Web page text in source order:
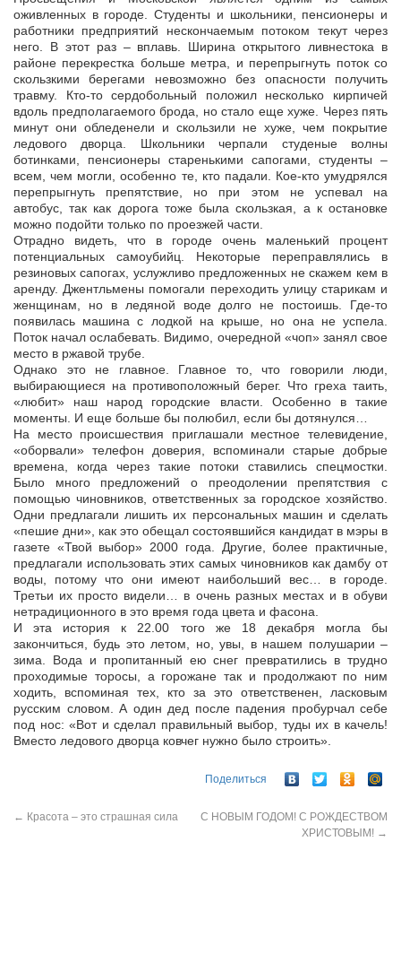
оживленных в городе. Студенты и школьники, пенсионеры и
работники предприятий нескончаемым потоком текут через
него. В этот раз – вплавь. Ширина открытого ливнестока в
районе перекрестка больше метра, и перепрыгнуть поток со
скользкими берегами невозможно без опасности получить
травму. Кто-то сердобольный положил несколько кирпичей
вдоль предполагаемого брода, но стало еще хуже. Через пять
минут они обледенели и скользили не хуже, чем покрытие
ледового дворца. Школьники черпали студеные волны
ботинками, пенсионеры старенькими сапогами, студенты –
всем, чем могли, особенно те, кто падали. Кое-кто умудрялся
перепрыгнуть препятствие, но при этом не успевал на
автобус, так как дорога тоже была скользкая, а к остановке
можно подойти только по проезжей части.
Отрадно видеть, что в городе очень маленький процент
потенциальных самоубийц. Некоторые переправлялись в
резиновых сапогах, услужливо предложенных не скажем кем в
аренду. Джентльмены помогали переходить улицу старикам и
женщинам, но в ледяной воде долго не постоишь. Где-то
появилась машина с лодкой на крыше, но она не успела.
Поток начал ослабевать. Видимо, очередной «чоп» занял свое
место в ржавой трубе.
Однако это не главное. Главное то, что говорили люди,
выбирающиеся на противоположный берег. Что греха таить,
«любит» наш народ городские власти. Особенно в такие
моменты. И еще больше бы полюбил, если бы дотянулся…
На место происшествия приглашали местное телевидение,
«оборвали» телефон доверия, вспоминали старые добрые
времена, когда через такие потоки ставились спецмостки.
Было много предложений о преодолении препятствия с
помощью чиновников, ответственных за городское хозяйство.
Одни предлагали лишить их персональных машин и сделать
«пешие дни», как это обещал состоявшийся кандидат в мэры в
газете «Твой выбор» 2000 года. Другие, более практичные,
предлагали использовать этих самых чиновников как дамбу от
воды, потому что они имеют наибольший вес… в городе.
Третьи их просто видели… в очень разных местах и в обуви
нетрадиционного в это время года цвета и фасона.
И эта история к 22.00 того же 18 декабря могла бы
закончиться, будь это летом, но, увы, в нашем полушарии –
зима. Вода и пропитанный ею снег превратились в трудно
проходимые торосы, а горожане так и продолжают по ним
ходить, вспоминая тех, кто за это ответственен, ласковым
русским словом. А один дед после падения пробурчал себе
под нос: «Вот и сделал правильный выбор, туды их в качель!
Вместо ледового дворца ковчег нужно было строить».
Поделиться
← Красота – это страшная сила
С НОВЫМ ГОДОМ! С РОЖДЕСТВОМ
ХРИСТОВЫМ! →